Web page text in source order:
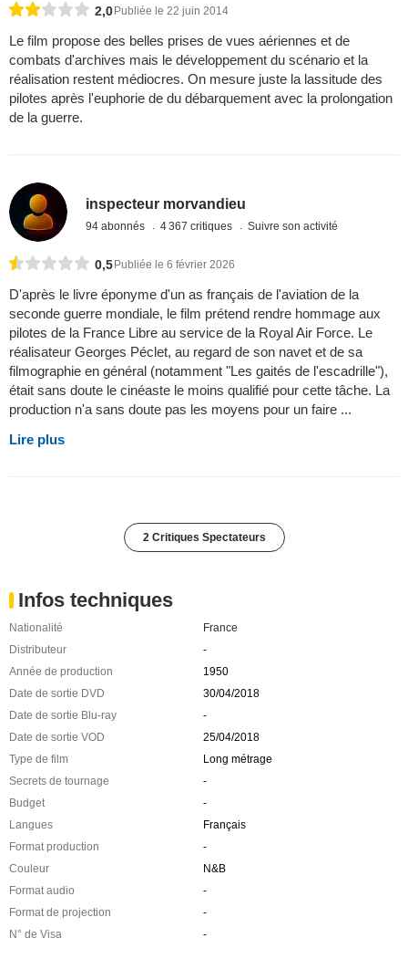
2,0 Publiée le 22 juin 2014
Le film propose des belles prises de vues aériennes et de
combats d'archives mais le développement du scénario et la
réalisation restent médiocres. On mesure juste la lassitude des
pilotes après l'euphorie de du débarquement avec la prolongation
de la guerre.
inspecteur morvandieu
94 abonnés 4 367 critiques Suivre son activité
0,5Publiée le 6 février 2026
D'après le livre éponyme d'un as français de l'aviation de la
seconde guerre mondiale, le film prétend rendre hommage aux
pilotes de la France Libre au service de la Royal Air Force. Le
réalisateur Georges Péclet, au regard de son navet et de sa
filmographie en général (notamment "Les gaités de l'escadrille"),
était sans doute le cinéaste le moins qualifié pour cette tâche. La
production n'a sans doute pas les moyens pour un faire ...
Lire plus
2 Critiques Spectateurs
Infos techniques
Nationalité
France
Distributeur
-
Année de production
1950
Date de sortie DVD
30/04/2018
Date de sortie Blu-ray
-
Date de sortie VOD
25/04/2018
Type de film
Long métrage
Secrets de tournage
-
Budget
-
Langues
Français
Format production
-
Couleur
N&B
Format audio
-
Format de projection
-
N° de Visa
-